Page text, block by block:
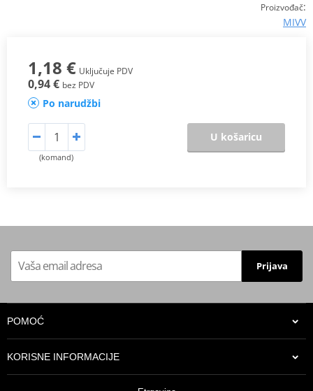
Proizvođač:
MIVV
1,18 € Uključuje PDV
0,94 € bez PDV
Po narudžbi
(komand)
U košaricu
Prijava
POMOĆ
KORISNE INFORMACIJE